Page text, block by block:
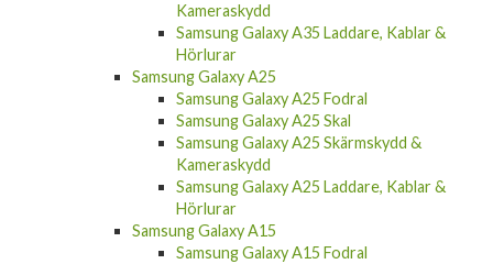
Kameraskydd
Samsung Galaxy A35 Laddare, Kablar &
Hörlurar
Samsung Galaxy A25
Samsung Galaxy A25 Fodral
Samsung Galaxy A25 Skal
Samsung Galaxy A25 Skärmskydd &
Kameraskydd
Samsung Galaxy A25 Laddare, Kablar &
Hörlurar
Samsung Galaxy A15
Samsung Galaxy A15 Fodral